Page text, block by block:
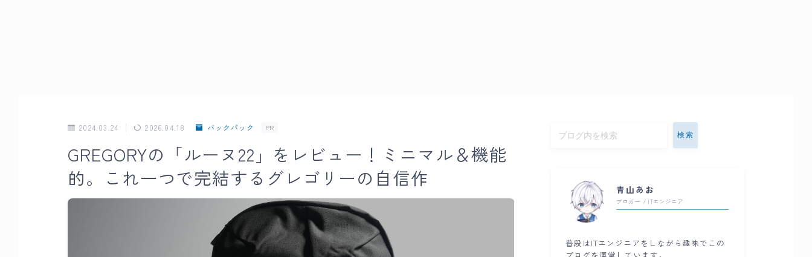
2024.03.24 2026.04.18 バックパック PR
GREGORYの「ルーヌ22」をレビュー！ミニマル＆機能
的。これ一つで完結するグレゴリーの自信作
検索
青山あお
ブロガー / ITエンジニア
普段はITエンジニアをしながら趣味でこの